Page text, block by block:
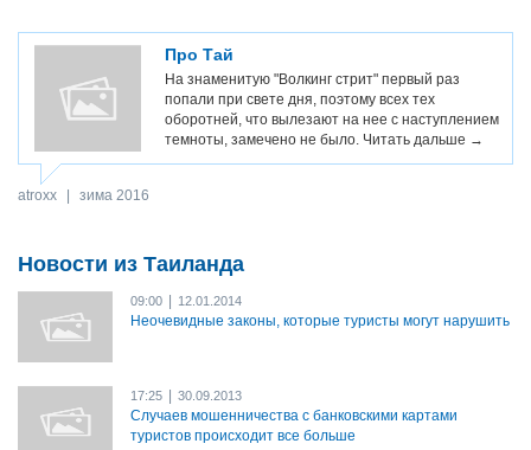
Про Тай
На знаменитую "Волкинг стрит" первый раз
попали при свете дня, поэтому всех тех
оборотней, что вылезают на нее с наступлением
темноты, замечено не было. Читать дальше →
atroxx зима 2016
Новости из Таиланда
09:00 12.01.2014
Неочевидные законы, которые туристы могут нарушить
17:25 30.09.2013
Случаев мошенничества с банковскими картами
туристов происходит все больше